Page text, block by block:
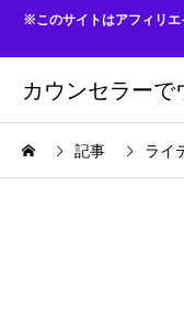
※このサイトはアフィリ
カウンセラーで
記事 ライ